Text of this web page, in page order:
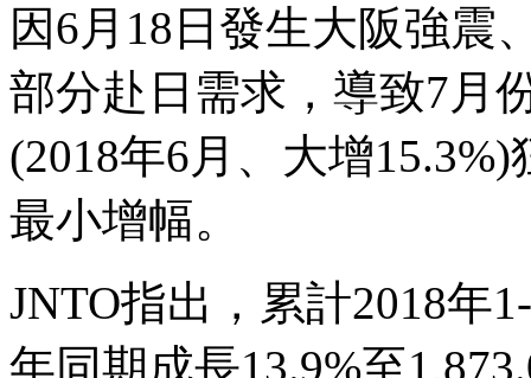
因6月18日發生大阪強震
部分赴日需求，導致7月
(2018年6月、大增
最小增幅。
JNTO指出，累計2018年
年同期成長13.9%至